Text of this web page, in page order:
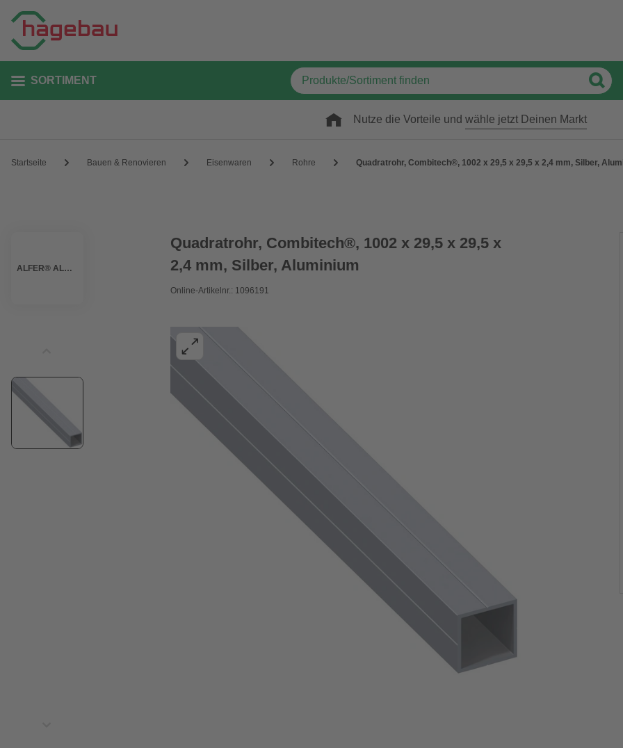
SORTIMENT
Nutze die Vorteile und wähle jetzt Deinen Markt
Startseite Bauen & Renovieren Eisenwaren Rohre Quadratrohr, Combitech®, 1002 x 29,5 x 29,5 x 2,4 mm, Silber,
ALFER® ALUMINIUM
Quadratrohr, Combitech®, 1002 x 29,5 x 29,5 x
2,4 mm, Silber, Aluminium
Online-Artikelnr.: 1096191